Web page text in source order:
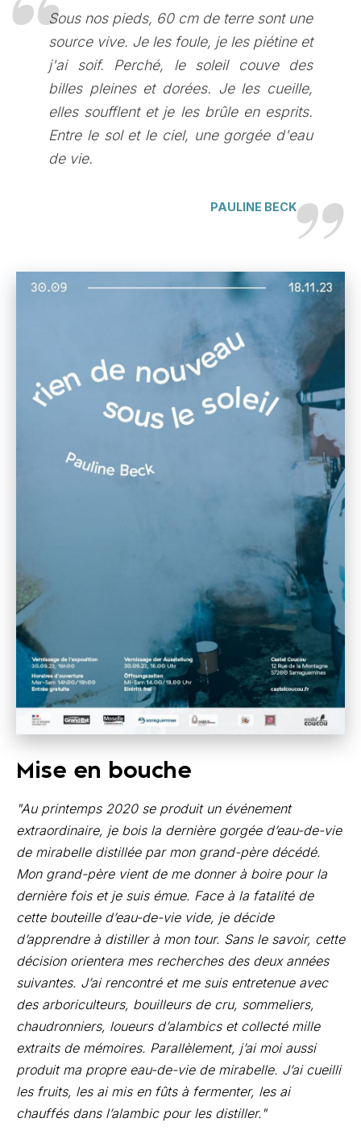
Sous nos pieds, 60 cm de terre sont une
source vive. Je les foule, je les piétine et
j'ai soif. Perché, le soleil couve des
billes pleines et dorées. Je les cueille,
elles soufflent et je les brûle en esprits.
Entre le sol et le ciel, une gorgée d'eau
de vie.
PAULINE BECK
Mise en bouche
"Au printemps 2020 se produit un événement
extraordinaire, je bois la dernière gorgée d’eau-de-vie
de mirabelle distillée par mon grand-père décédé.
Mon grand-père vient de me donner à boire pour la
dernière fois et je suis émue. Face à la fatalité de
cette bouteille d’eau-de-vie vide, je décide
d’apprendre à distiller à mon tour. Sans le savoir, cette
décision orientera mes recherches des deux années
suivantes. J’ai rencontré et me suis entretenue avec
des arboriculteurs, bouilleurs de cru, sommeliers,
chaudronniers, loueurs d’alambics et collecté mille
extraits de mémoires. Parallèlement, j’ai moi aussi
produit ma propre eau-de-vie de mirabelle. J’ai cueilli
les fruits, les ai mis en fûts à fermenter, les ai
chauffés dans l’alambic pour les distiller."